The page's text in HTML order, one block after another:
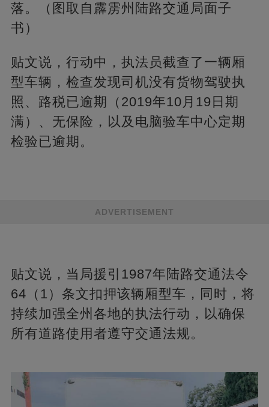
落。（图取自霹雳州陆路交通局面子
书）
贴文说，行动中，执法员截查了一辆厢
型车辆，检查发现司机没有货物驾驶执
照、路税已逾期（2019年10月19日期
满）、无保险，以及电脑验车中心定期
检验已逾期。
ADVERTISEMENT
贴文说，当局援引1987年陆路交通法令
64（1）条文扣押该辆厢型车，同时，将
持续加强全州各地的执法行动，以确保
所有道路使用者遵守交通法规。